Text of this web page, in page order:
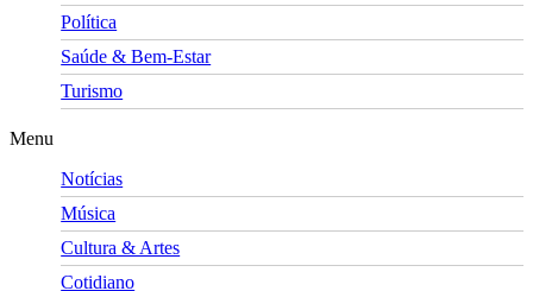
Política
Saúde & Bem-Estar
Turismo
Menu
Notícias
Música
Cultura & Artes
Cotidiano